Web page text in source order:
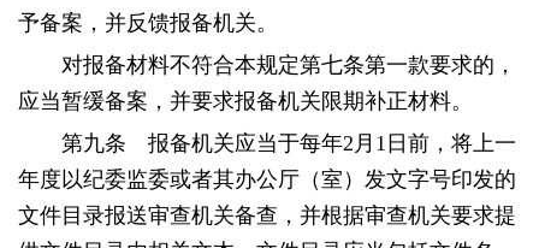
予备案，并反馈报备机关。
对报备材料不符合本规定第七条第一款要求的，
应当暂缓备案，并要求报备机关限期补正材料。
第九条 报备机关应当于每年2月1日前，将上一
年度以纪委监委或者其办公厅（室）发文字号印发的
文件目录报送审查机关备查，并根据审查机关要求提